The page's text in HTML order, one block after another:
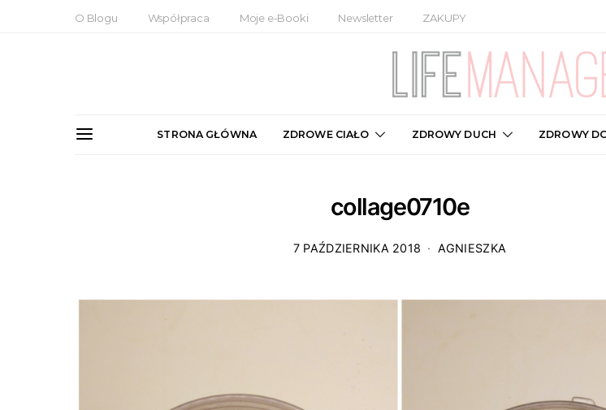
O Blogu Współpraca Moje e-Booki Newsletter ZAKUPY
STRONA GŁÓWNA ZDROWE CIAŁO ZDROWY DUCH ZDROWY
collage0710e
7 PAŹDZIERNIKA 2018 AGNIESZKA